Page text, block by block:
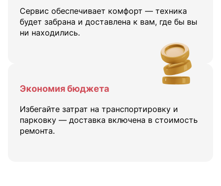
Сервис обеспечивает комфорт — техника
будет забрана и доставлена к вам, где бы вы
ни находились.
Экономия бюджета
Избегайте затрат на транспортировку и
парковку — доставка включена в стоимость
ремонта.